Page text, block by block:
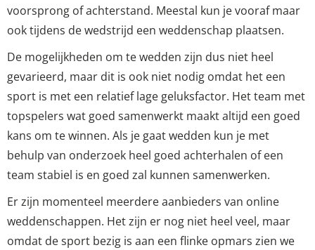
voorsprong of achterstand. Meestal kun je vooraf maar
ook tijdens de wedstrijd een weddenschap plaatsen.
De mogelijkheden om te wedden zijn dus niet heel
gevarieerd, maar dit is ook niet nodig omdat het een
sport is met een relatief lage geluksfactor. Het team met
topspelers wat goed samenwerkt maakt altijd een goed
kans om te winnen. Als je gaat wedden kun je met
behulp van onderzoek heel goed achterhalen of een
team stabiel is en goed zal kunnen samenwerken.
Er zijn momenteel meerdere aanbieders van online
weddenschappen. Het zijn er nog niet heel veel, maar
omdat de sport bezig is aan een flinke opmars zien we